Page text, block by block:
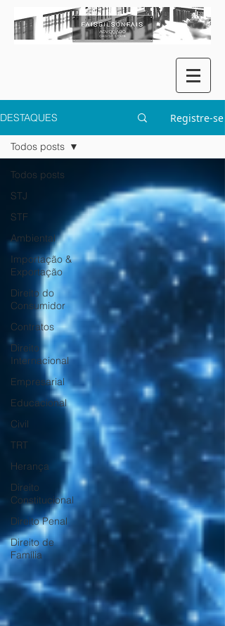
DESTAQUES Registre-se
Todos posts
STJ
STF
Ambiental
Importação &
Exportação
Direito do
Consumidor
Contratos
Direito
Internacional
Empresarial
Educacional
Civil
TRT
Herança
Direito
Constitucional
Direito Penal
Direito de
Família
Todos posts